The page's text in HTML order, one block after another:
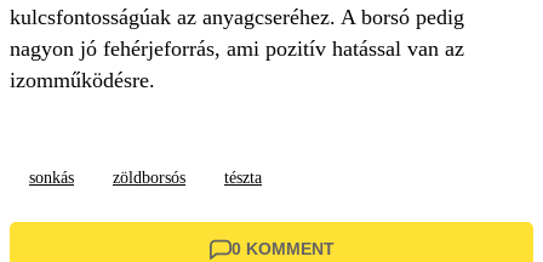
kulcsfontosságúak az anyagcseréhez. A borsó pedig
nagyon jó fehérjeforrás, ami pozitív hatással van az
izomműködésre.
sonkás zöldborsós tészta
0 KOMMENT